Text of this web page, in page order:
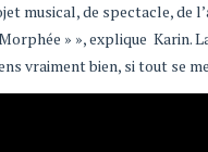
musical, de spectacle, de
» », explique Karin.
vraiment bien, si tout se